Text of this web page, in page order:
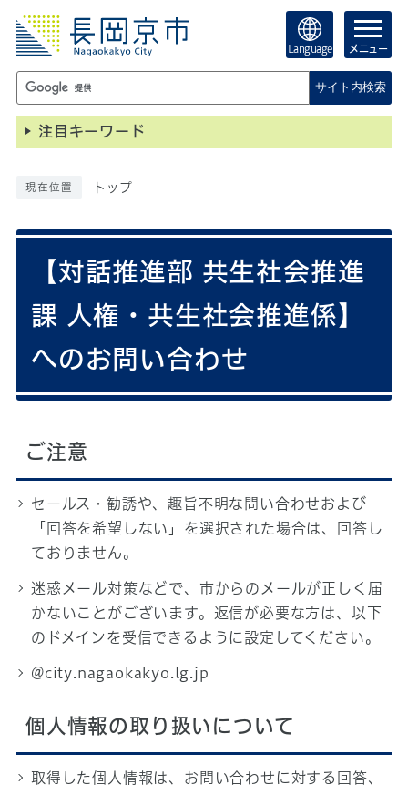
Language メニュー
サイト内検索
注目キーワード
現在位置 トップ
【対話推進部 共生社会推進
課 人権・共生社会推進係】
へのお問い合わせ
ご注意
セールス・勧誘や、趣旨不明な問い合わせおよび
「回答を希望しない」を選択された場合は、回答し
ておりません。
迷惑メール対策などで、市からのメールが正しく届
かないことがございます。返信が必要な方は、以下
のドメインを受信できるように設定してください。
@city.nagaokakyo.lg.jp
個人情報の取り扱いについて
取得した個人情報は、お問い合わせに対する回答、